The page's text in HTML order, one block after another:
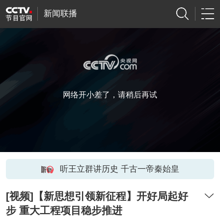
新闻联播
网络开小差了，请稍后再试
听王立群讲历史 千古一帝秦始皇
[视频]【新思想引领新征程】开好局起好
步 重大工程项目稳步推进